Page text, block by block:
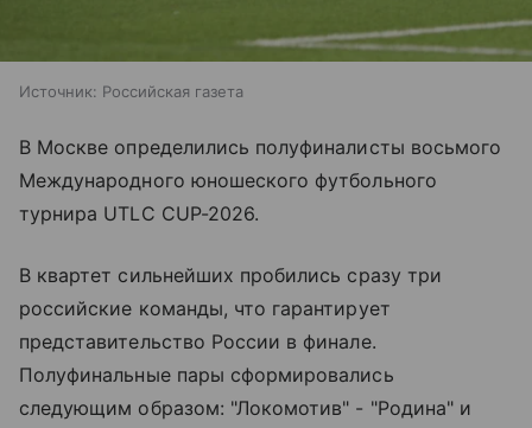
Источник: Российская газета
В Москве определились полуфиналисты восьмого
Международного юношеского футбольного
турнира UTLC CUP-2026.
В квартет сильнейших пробились сразу три
российские команды, что гарантирует
представительство России в финале.
Полуфинальные пары сформировались
следующим образом: "Локомотив" - "Родина" и